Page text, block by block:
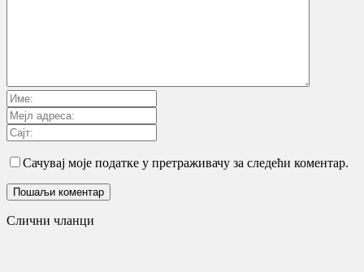
Сачувај моје податке у претраживачу за следећи коментар.
Слични чланци